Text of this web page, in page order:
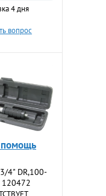
4 дня
вопрос
4" DR,100-